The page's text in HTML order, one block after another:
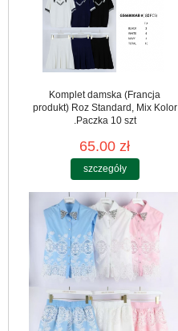
Komplet damska (Francja
produkt) Roz Standard, Mix Kolor
.Paczka 10 szt
65.00 zł
szczegóły